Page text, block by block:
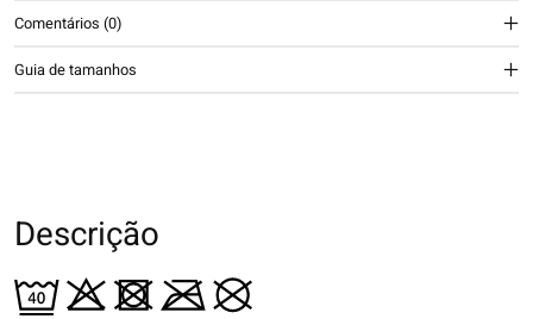
Comentários (0)
Guia de tamanhos
Descrição